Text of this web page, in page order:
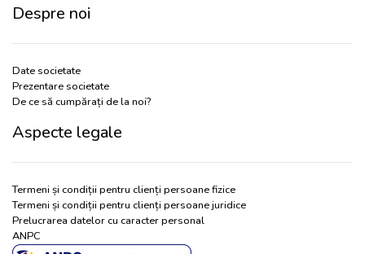
Despre noi
Date societate
Prezentare societate
De ce să cumpărați de la noi?
Aspecte legale
Termeni și condiții pentru clienți persoane fizice
Termeni și condiții pentru clienți persoane juridice
Prelucrarea datelor cu caracter personal
ANPC